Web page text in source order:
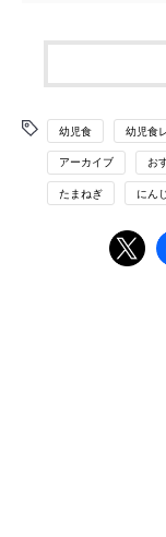
幼児食 幼児食
アーカイブ お
たまねぎ にん